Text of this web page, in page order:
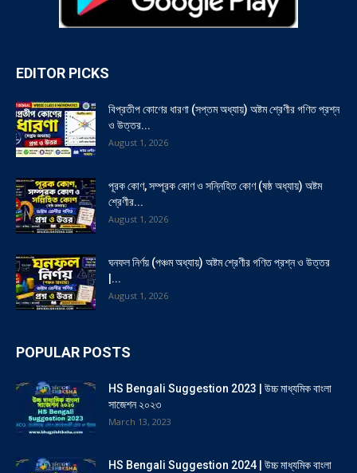
EDITOR PICKS
বিপ্রতীপ কোণের ধারণা (সপ্তম অধ্যায়) অষ্টম শ্রেণীর গণিত প্রশ্ন
ও উত্তর...
August 1, 2026
পূরক কোণ, সম্পূরক কোণ ও সন্নিহিত কোণ (ষষ্ঠ অধ্যায়) অষ্টম
শ্রেণীর...
August 1, 2026
ঘনফল নির্ণয় (পঞ্চম অধ্যায়) অষ্টম শ্রেণীর গণিত প্রশ্ন ও উত্তর
|...
August 1, 2026
POPULAR POSTS
HS Bengali Suggestion 2023 | উচ্চ মাধ্যমিক বাংলা
সাজেশন ২০২৩
March 13, 2023
HS Bengali Suggestion 2024 | উচ্চ মাধ্যমিক বাংলা